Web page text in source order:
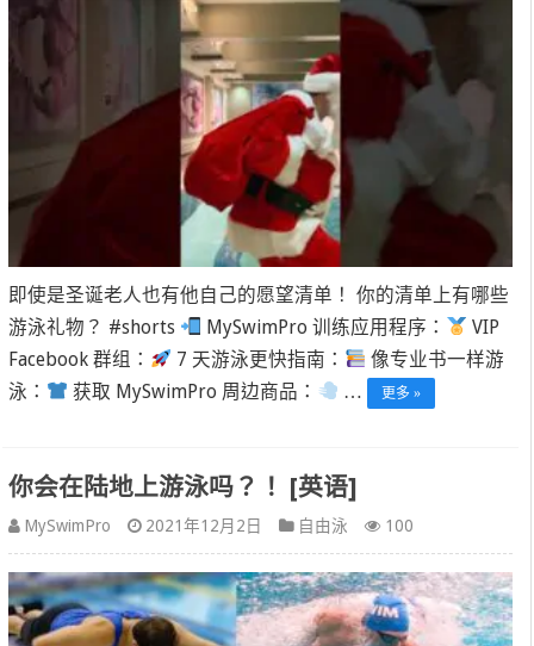
即使是圣诞老人也有他自己的愿望清单！ 你的清单上有哪些
游泳礼物？ #shorts
MySwimPro 训练应用程序：
VIP
Facebook 群组：
7 天游泳更快指南：
像专业书一样游
泳：
获取 MySwimPro 周边商品： … 更多 »
你会在陆地上游泳吗？！ [英语]
MySwimPro 2021年12月2日 自由泳 100